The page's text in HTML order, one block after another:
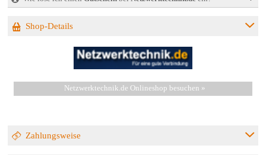
Shop-Details
Netzwerktechnik.de Onlineshop besuchen »
Zahlungsweise